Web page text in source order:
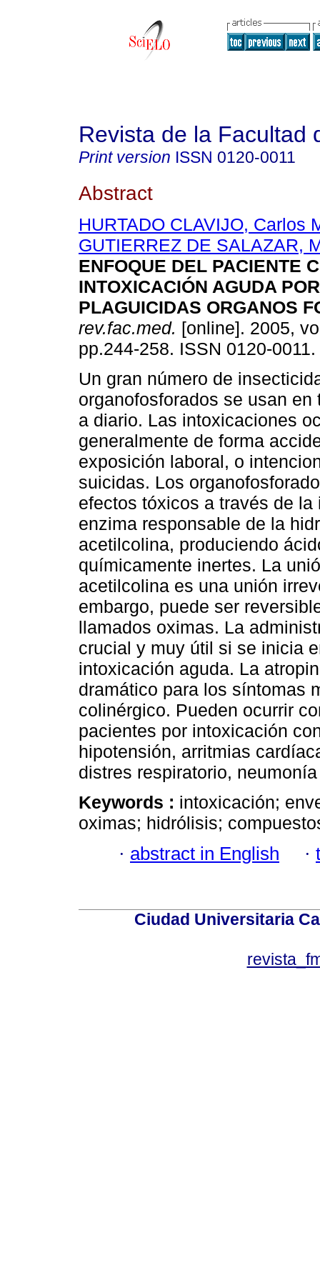
Revista de la Facultad
Print version ISSN 0120-0011
Abstract
HURTADO CLAVIJO, Carlos
GUTIERREZ DE SALAZAR,
ENFOQUE DEL PACIENTE
INTOXICACIÓN AGUDA POR
PLAGUICIDAS ORGANOS
rev.fac.med. [online]. 2005,
pp.244-258. ISSN 0120-0011.
Un gran número de
organofosforados se usan en
a diario. Las intoxicaciones
generalmente de forma
exposición laboral, o
suicidas. Los
efectos tóxicos a través de
enzima responsable de la
acetilcolina, produciendo
químicamente inertes. La
acetilcolina es una unión
embargo, puede ser
llamados oximas. La
crucial y muy útil si se inicia
intoxicación aguda. La
dramático para los síntomas
colinérgico. Pueden ocurrir
pacientes por intoxicación
hipotensión, arritmias
distres respiratorio,
Keywords : intoxicación;
oximas; hidrólisis;
· abstract in English ·
Ciudad Universitaria